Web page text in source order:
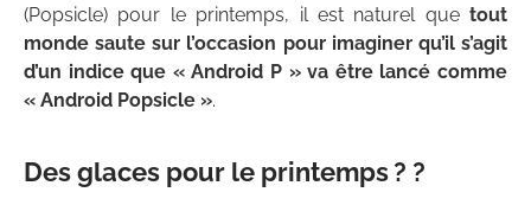
(Popsicle) pour le printemps, il est naturel que tout
monde saute sur l’occasion pour imaginer qu’il s’agit
d’un indice que « Android P » va être lancé comme
« Android Popsicle ».
Des glaces pour le printemps ? ?